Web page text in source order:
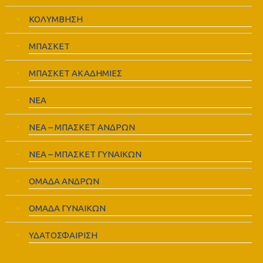
ΚΟΛΥΜΒΗΣΗ
ΜΠΑΣΚΕΤ
ΜΠΑΣΚΕΤ ΑΚΑΔΗΜΙΕΣ
ΝΕΑ
ΝΕΑ – ΜΠΑΣΚΕΤ ΑΝΔΡΩΝ
ΝΕΑ – ΜΠΑΣΚΕΤ ΓΥΝΑΙΚΩΝ
ΟΜΑΔΑ ΑΝΔΡΩΝ
ΟΜΑΔΑ ΓΥΝΑΙΚΩΝ
ΥΔΑΤΟΣΦΑΙΡΙΣΗ